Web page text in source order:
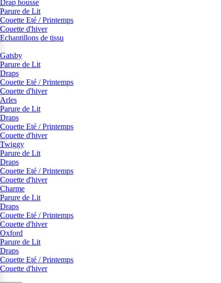
Drap housse
Parure de Lit
Couette Eté / Printemps
Couette d'hiver
Echantillons de tissu
Gatsby
Parure de Lit
Draps
Couette Eté / Printemps
Couette d'hiver
Arles
Parure de Lit
Draps
Couette Eté / Printemps
Couette d'hiver
Twiggy
Parure de Lit
Draps
Couette Eté / Printemps
Couette d'hiver
Charme
Parure de Lit
Draps
Couette Eté / Printemps
Couette d'hiver
Oxford
Parure de Lit
Draps
Couette Eté / Printemps
Couette d'hiver